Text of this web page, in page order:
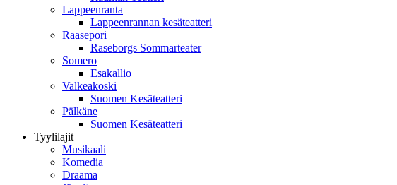
Lappeenranta
Lappeenrannan kesäteatteri
Raasepori
Raseborgs Sommarteater
Somero
Esakallio
Valkeakoski
Suomen Kesäteatteri
Pälkäne
Suomen Kesäteatteri
Tyylilajit
Musikaali
Komedia
Draama